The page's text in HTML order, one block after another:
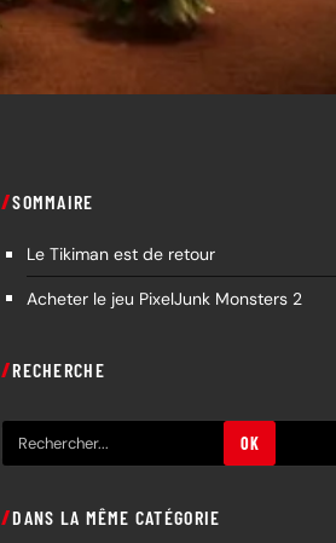
SOMMAIRE
Le Tikiman est de retour
Acheter le jeu PixelJunk Monsters 2
RECHERCHE
e
h
OK
DANS LA MÊME CATÉGORIE